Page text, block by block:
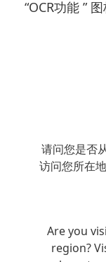
请问您是否
访问您所在
Are you
region?
“OCR功能 ” 图